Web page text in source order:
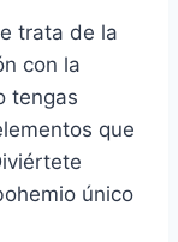
trata de la
con la
tengas
que
único